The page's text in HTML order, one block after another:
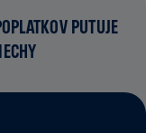
PUTUJE